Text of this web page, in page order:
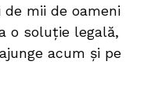
de mii de oameni
o soluție legală,
acum și pe